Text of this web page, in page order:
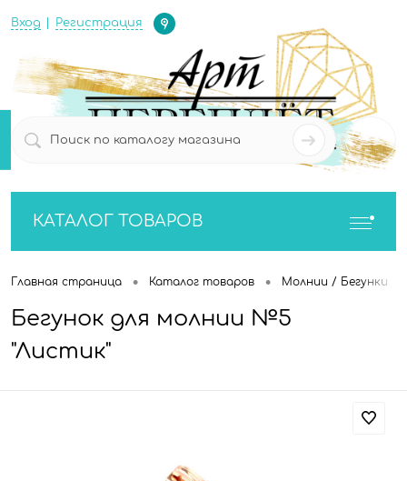
Вход Регистрация
Определение
0
КАТАЛОГ ТОВАРОВ
Главная страница • Каталог товаров • Молнии / Бегунки
Бегунок для молнии №5
"Листик"